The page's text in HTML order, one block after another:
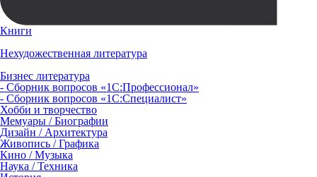
Книги
Нехудожественная литература
Бизнес литература
- Сборник вопросов «1С:Профессионал»
- Сборник вопросов «1С:Специалист»
Хобби и творчество
Мемуары / Биографии
Дизайн / Архитектура
Живопись / Графика
Кино / Музыка
Наука / Техника